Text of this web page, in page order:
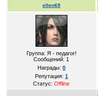
ellen69
Группа: Я - педагог!
Сообщений: 1
Награды: 0
Репутация: 1
Статус:Offline